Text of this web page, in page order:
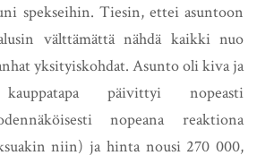
spekseihin. Tiesin, ettei asuntoon
välttämättä nähdä kaikki nuo
yksityiskohdat. Asunto oli kiva ja
päivittyi nopeasti
nopeana reaktiona
niin) ja hinta nousi 270 000,